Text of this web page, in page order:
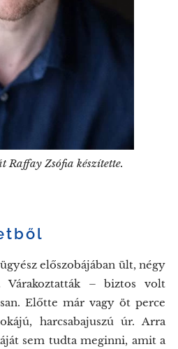
Raffay Zsófia készítette.
előszobájában ült, négy
– biztos volt
Előtte már vagy öt perce
harcsabajuszú úr. Arra
sem tudta meginni, amit a